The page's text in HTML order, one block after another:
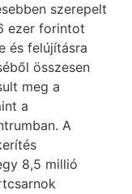
szerepelt
ezer forintot
és felújításra
összesen
meg a
a
A
8,5 millió